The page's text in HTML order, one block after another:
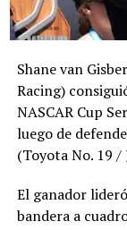
Shane van
Racing)
NASCAR Cup
luego de
(Toyota No. 19 /
El ganador
bandera a